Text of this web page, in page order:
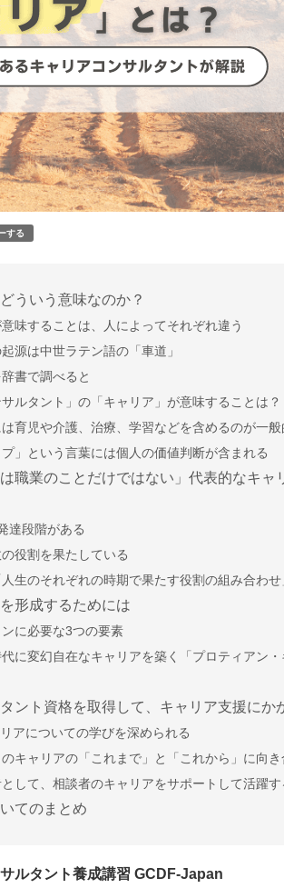
する
ういう意味なのか？
意味することは、人によってそれぞれ違う
起源は中世ラテン語の「車道」
書で調べると
サルタント」の「キャリア」が意味することは？
は育児や介護、治療、学習などを含めるのが一般
プ」という言葉には個人の価値判断が含まれる
は職業のことだけではない」代表的なキャ
達段階がある
役割を果たしている
生のそれぞれの時期で果たす役割の組み合わせ
形成するためには
に必要な3つの要素
に変幻自在なキャリアを築く「プロティアン・
ント資格を取得して、キャリア支援にか
アについての学びを深められる
キャリアの「これまで」と「これから」に向き
して、相談者のキャリアをサポートして活躍す
てのまとめ
ルタント養成講習 GCDF-Japan